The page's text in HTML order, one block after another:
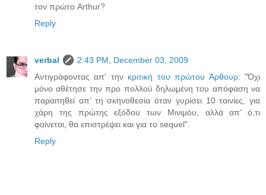
τον πρώτο Arthur?
Reply
verbal
2:43 PM, December 03, 2009
Αντιγράφοντας απ' την κριτική του πρώτου Άρθουρ: "Όχι
μόνο αθέτησε την προ πολλού δηλωμένη του απόφαση να
παραιτηθεί απ’ τη σκηνοθεσία όταν γυρίσει 10 ταινίες, για
χάρη της πρώτης εξόδου των Μινιμόυ, αλλά απ’ ό,τι
φαίνεται, θα επιστρέψει και για το sequel".
Reply